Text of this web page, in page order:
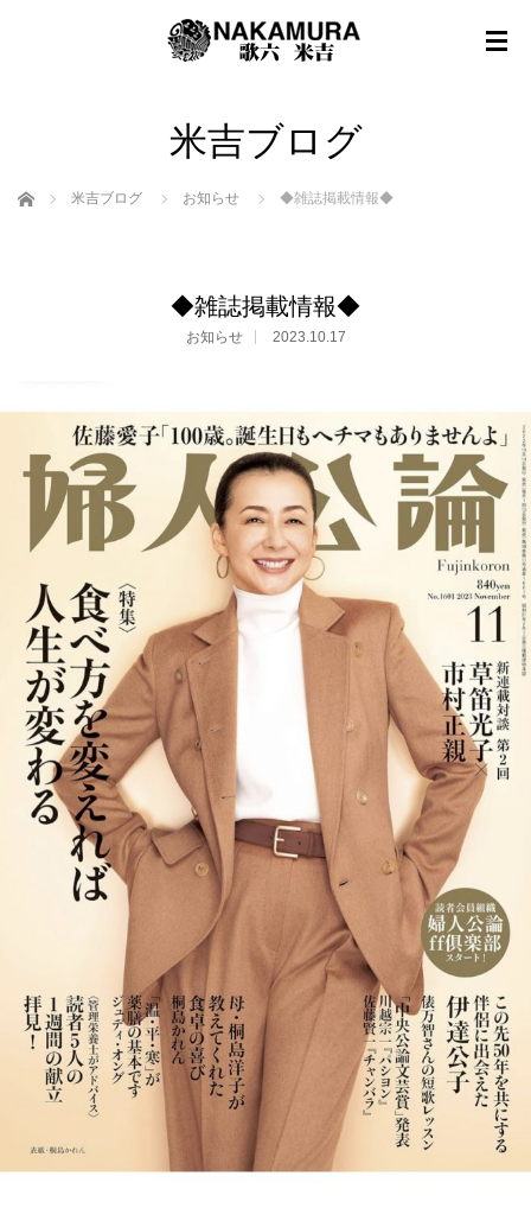
米吉ブログ
ホーム 米吉ブログ お知らせ ◆雑誌掲載情報◆
◆雑誌掲載情報◆
お知らせ 2023.10.17